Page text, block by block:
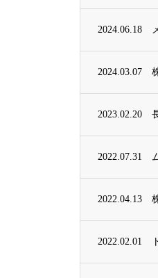
2024.06.18
2024.03.07
2023.02.20
2022.07.31
2022.04.13
2022.02.01